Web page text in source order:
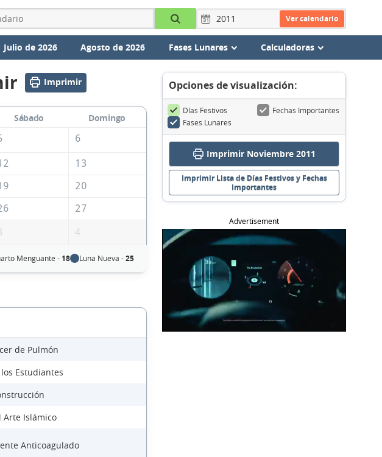
Ver calendario
Julio de 2026 Agosto de 2026 Fases Lunares Calculadoras
Imprimir
Sábado
Domingo
6
13
20
27
4
Menguante - 18 Luna Nueva -25
de Pulmón
Estudiantes
Arte Islámico
Anticoagulado
Opciones de visualización:
Días Festivos
Fechas Importantes
Fases Lunares
Imprimir Noviembre 2011
Imprimir Lista de Días Festivos y Fechas
Importantes
Advertisement